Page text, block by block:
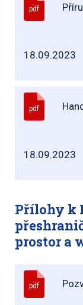
pdf
18.09.2023
pdf
18.09.2023
Přílohy k
prostor a
pdf